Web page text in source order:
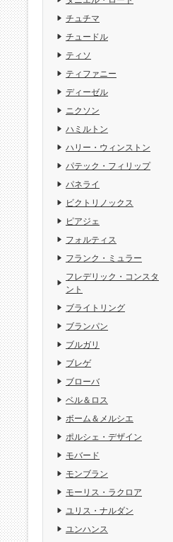
チュチマ
チュードル
ティソ
ティファニー
ディーゼル
ニクソン
ハミルトン
ハリー・ウィンストン
パテック・フィリップ
パネライ
ビクトリノックス
ピアジェ
フォルティス
フランク・ミュラー
フレデリック・コンスタ
ント
ブライトリング
ブランパン
ブルガリ
ブレゲ
ブローバ
ベル＆ロス
ボーム＆メルシエ
ポルシェ・デザイン
モバード
モンブラン
モーリス・ラクロア
ユリス・ナルダン
ユンハンス